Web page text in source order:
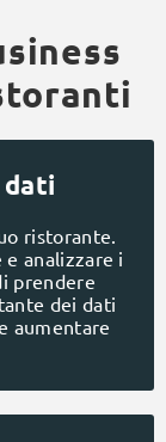
dati
ristorante.
analizzare i
prendere
dei dati
aumentare